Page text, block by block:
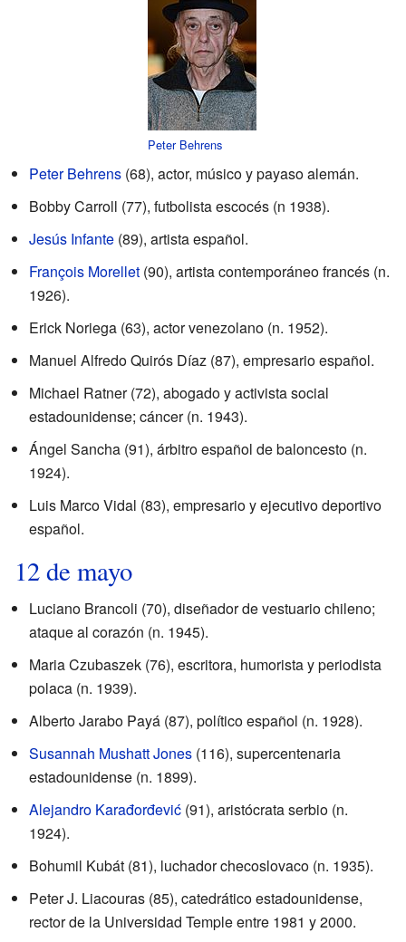
Peter Behrens
Peter Behrens (68), actor, músico y payaso alemán.
Bobby Carroll (77), futbolista escocés (n 1938).
Jesús Infante (89), artista español.
François Morellet (90), artista contemporáneo francés (n.
1926).
Erick Noriega (63), actor venezolano (n. 1952).
Manuel Alfredo Quirós Díaz (87), empresario español.
Michael Ratner (72), abogado y activista social
estadounidense; cáncer (n. 1943).
Ángel Sancha (91), árbitro español de baloncesto (n.
1924).
Luis Marco Vidal (83), empresario y ejecutivo deportivo
español.
12 de mayo
Luciano Brancoli (70), diseñador de vestuario chileno;
ataque al corazón (n. 1945).
Maria Czubaszek (76), escritora, humorista y periodista
polaca (n. 1939).
Alberto Jarabo Payá (87), político español (n. 1928).
Susannah Mushatt Jones (116), supercentenaria
estadounidense (n. 1899).
Alejandro Karađorđević (91), aristócrata serbio (n.
1924).
Bohumil Kubát (81), luchador checoslovaco (n. 1935).
Peter J. Liacouras (85), catedrático estadounidense,
rector de la Universidad Temple entre 1981 y 2000.